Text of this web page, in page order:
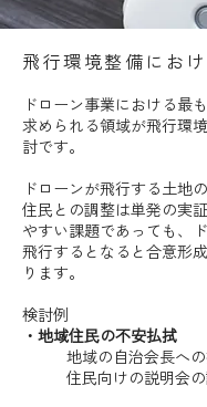
飛行環境整備にお
ドローン事業における最
求められる領域が飛行環
討です。
ドローンが飛行する土地
住民との調整は単発の実
やすい課題であっても、
飛行するとなると合意形
ります。
検討例
・地域住民の不安払拭
地域の自治会長へ
住民向けの説明会